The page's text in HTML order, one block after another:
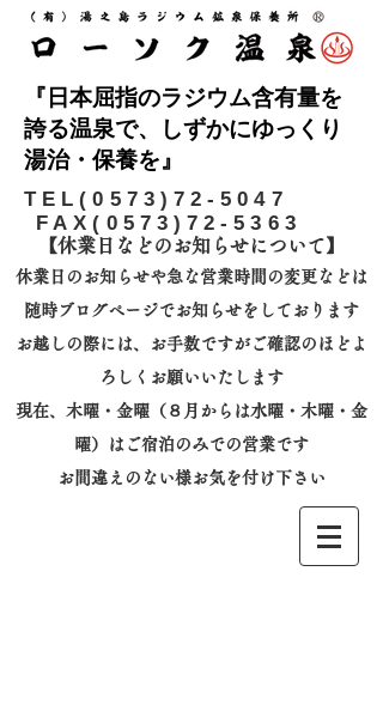
『日本屈指のラジウム含有量を
誇る温泉で、しずかにゆっくり
湯治・保養を』
​TEL(0573)72-5047
FAX(0573)72-5363
【休業日などのお知らせについて】​
休業日のお知らせや急な営業時間の変更などは
随時ブログページでお知らせをしております
お越しの際には、
お手数ですがご確認のほどよ
ろしくお願いいたします
​現在、木曜・金曜（８月からは水曜・木曜・金
曜）はご宿泊のみでの営業です
お間違えのない様お気を付け下さい